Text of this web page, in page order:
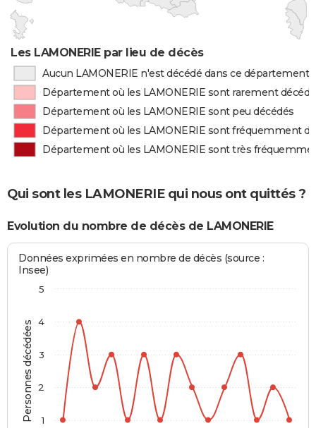
Les LAMONERIE par lieu de décès
Aucun LAMONERIE n'est décédé dans ce département
Département où les LAMONERIE sont rarement
Département où les LAMONERIE sont peu décédés
Département où les LAMONERIE sont fréquemment
Département où les LAMONERIE sont très
Qui sont les LAMONERIE qui nous ont quittés ?
Evolution du nombre de décès de LAMONERIE
Personnes décédées
Données exprimées en nombre de décès (source :
Insee)
1
2
3
4
5